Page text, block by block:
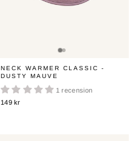
NECK WARMER CLASSIC -
DUSTY MAUVE
1 recension
149 kr